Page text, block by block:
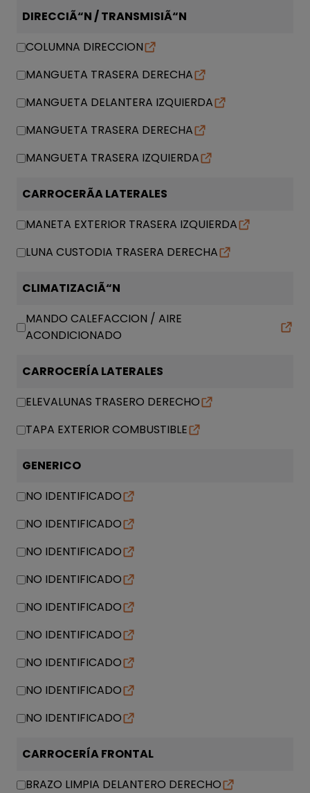
DIRECCIÃ“N / TRANSMISIÃ“N
COLUMNA DIRECCION
MANGUETA TRASERA DERECHA
MANGUETA DELANTERA IZQUIERDA
MANGUETA TRASERA DERECHA
MANGUETA TRASERA IZQUIERDA
CARROCERÃA LATERALES
MANETA EXTERIOR TRASERA IZQUIERDA
LUNA CUSTODIA TRASERA DERECHA
CLIMATIZACIÃ“N
MANDO CALEFACCION / AIRE
ACONDICIONADO
CARROCERÍA LATERALES
ELEVALUNAS TRASERO DERECHO
TAPA EXTERIOR COMBUSTIBLE
GENERICO
NO IDENTIFICADO
NO IDENTIFICADO
NO IDENTIFICADO
NO IDENTIFICADO
NO IDENTIFICADO
NO IDENTIFICADO
NO IDENTIFICADO
NO IDENTIFICADO
NO IDENTIFICADO
CARROCERÍA FRONTAL
BRAZO LIMPIA DELANTERO DERECHO